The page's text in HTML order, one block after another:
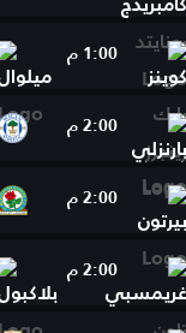
1:00 م
2:00 م
2:00 م
2:00 م